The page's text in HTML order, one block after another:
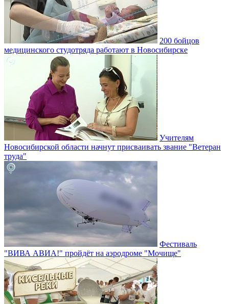
200 бойцов
медицинского студотряда работают в Новосибирске
Учителям
Новосибирской области начнут присваивать звание "Ветеран
труда"
Фестиваль
"ВИВА АВИА!" пройдёт на аэродроме "Мочище"